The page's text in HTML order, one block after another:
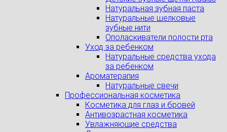
Натуральная зубная паста
Натуральные шелковые
зубные нити
Ополаскиватели полости рта
Уход за ребенком
Натуральные средства ухода
за ребенком
Ароматерапия
Натуральные свечи
Профессиональная косметика
Косметика для глаз и бровей
Антивозрастная косметика
Увлажняющие средства